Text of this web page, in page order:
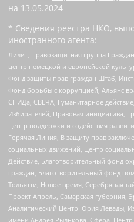
на 13.05.2024
* Сведения реестра НКО,
иностранного агента:
Лилит, Правозащитная группа
центр немецкой и европейской
Фонд защиты прав граждан Штаб,
Фонд борьбы с коррупцией, Альянс
СПИДа, СВЕЧА, Гуманитарное
Избирателей, Правовая инициатива,
Центр поддержки и содействия
Горячая Линия, В защиту прав
социальных движений, Центр
Действие, Благотворительный фонд
граждан, Благотворительный фонд
Тольятти, Новое время, Серебряная
Проект Апрель, Самарская губерния,
Аналитический Центр Юрия Левады,
имени Андрея Рылькова, Сфера,